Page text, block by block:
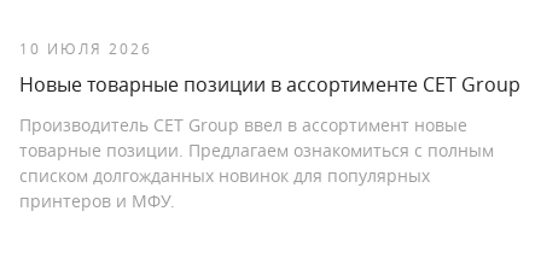
10 ИЮЛЯ 2026
Новые товарные позиции в ассортименте CET Group
Производитель CET Group ввел в ассортимент новые
товарные позиции. Предлагаем ознакомиться с полным
списком долгожданных новинок для популярных
принтеров и МФУ.